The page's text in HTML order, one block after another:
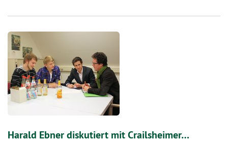
Harald Ebner diskutiert mit Crailsheimer…